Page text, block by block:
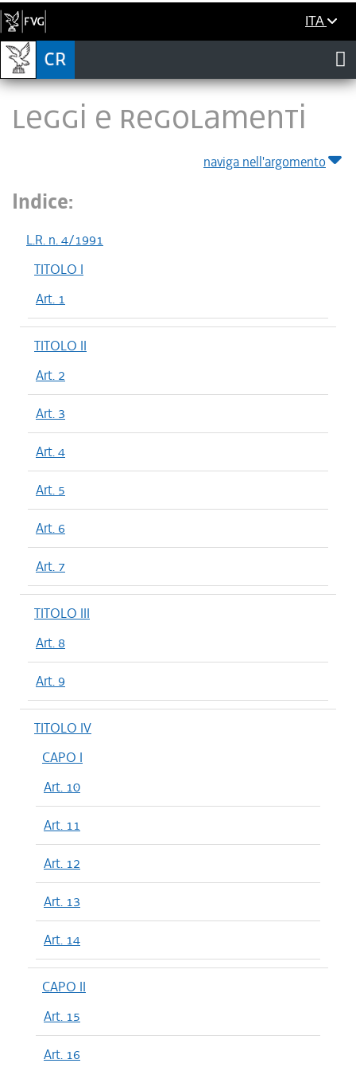
ITA
LEGGI E REGOLAMENTI
naviga nell'argomento
Indice:
L.R. n. 4/1991
TITOLO I
Art. 1
TITOLO II
Art. 2
Art. 3
Art. 4
Art. 5
Art. 6
Art. 7
TITOLO III
Art. 8
Art. 9
TITOLO IV
CAPO I
Art. 10
Art. 11
Art. 12
Art. 13
Art. 14
CAPO II
Art. 15
Art. 16